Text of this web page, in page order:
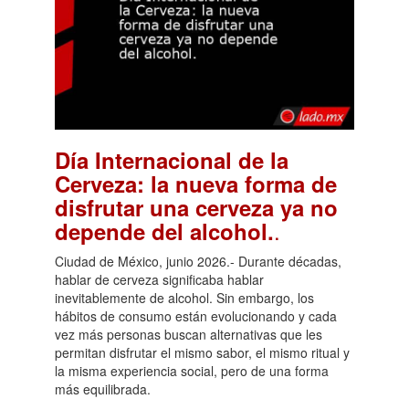
Día Internacional de la
Cerveza: la nueva forma de
disfrutar una cerveza ya no
depende del alcohol..
Ciudad de México, junio 2026.- Durante décadas,
hablar de cerveza significaba hablar
inevitablemente de alcohol. Sin embargo, los
hábitos de consumo están evolucionando y cada
vez más personas buscan alternativas que les
permitan disfrutar el mismo sabor, el mismo ritual y
la misma experiencia social, pero de una forma
más equilibrada.